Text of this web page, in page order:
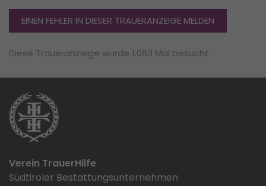
EINEN FEHLER IN DIESER TRAUERANZEIGE MELDEN
Diese Traueranzeige wurde 1.063 Mal besucht
Verein TrauerHilfe
Südtiroler Bestattungsunternehmen